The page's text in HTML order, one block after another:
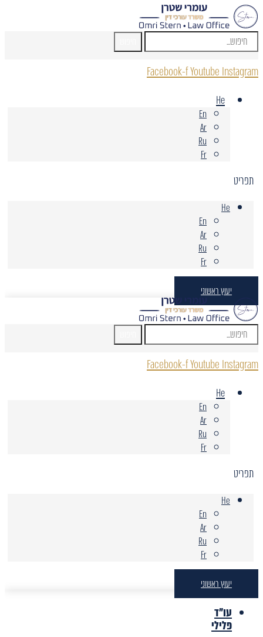
Facebook-fYoutube Instagram
He
En
Ar
Ru
Fr
תפריט
He
En
Ar
Ru
Fr
יעוץ ראשוני
Facebook-fYoutube Instagram
He
En
Ar
Ru
Fr
תפריט
He
En
Ar
Ru
Fr
יעוץ ראשוני
עו"ד
פלילי